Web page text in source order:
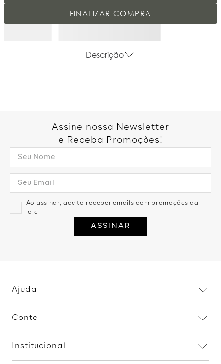
FINALIZAR COMPRA
Descrição
Assine nossa Newsletter
e Receba Promoções!
Ao assinar, aceito receber emails com promoções da
loja
ASSINAR
Ajuda
Conta
Institucional